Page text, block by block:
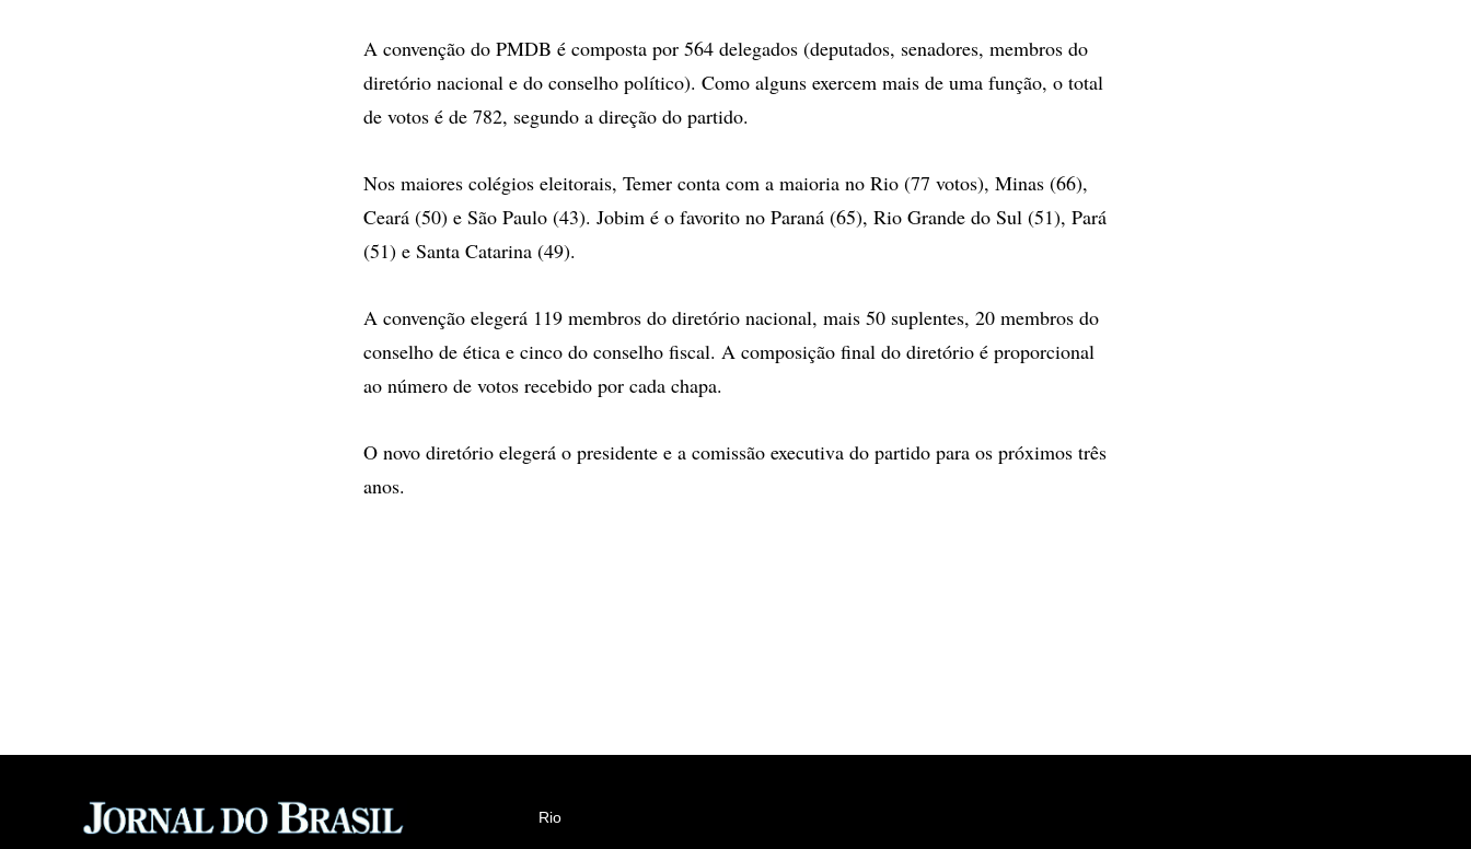
A convenção do PMDB é composta por 564 delegados (deputados, senadores, membros do
diretório nacional e do conselho político). Como alguns exercem mais de uma função, o total
de votos é de 782, segundo a direção do partido.
Nos maiores colégios eleitorais, Temer conta com a maioria no Rio (77 votos), Minas (66),
Ceará (50) e São Paulo (43). Jobim é o favorito no Paraná (65), Rio Grande do Sul (51), Pará
(51) e Santa Catarina (49).
A convenção elegerá 119 membros do diretório nacional, mais 50 suplentes, 20 membros do
conselho de ética e cinco do conselho fiscal. A composição final do diretório é proporcional
ao número de votos recebido por cada chapa.
O novo diretório elegerá o presidente e a comissão executiva do partido para os próximos três
anos.
Rio